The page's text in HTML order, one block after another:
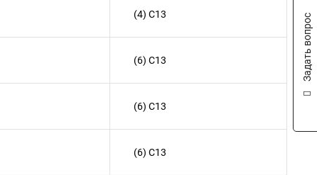
(4) C13
(6) C13
(6) C13
(6) C13
Задать вопрос